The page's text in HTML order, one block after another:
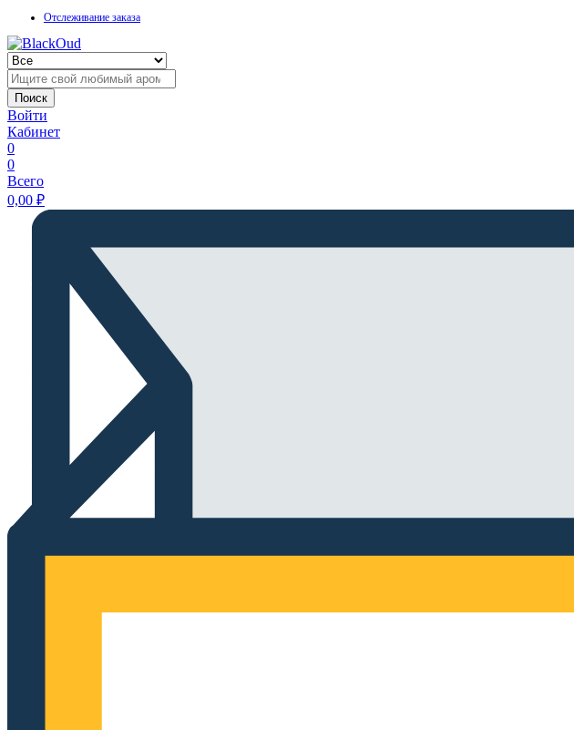
Отслеживание заказа
Поиск
Войти
Кабинет
0
0
Всего
0,00 ₽